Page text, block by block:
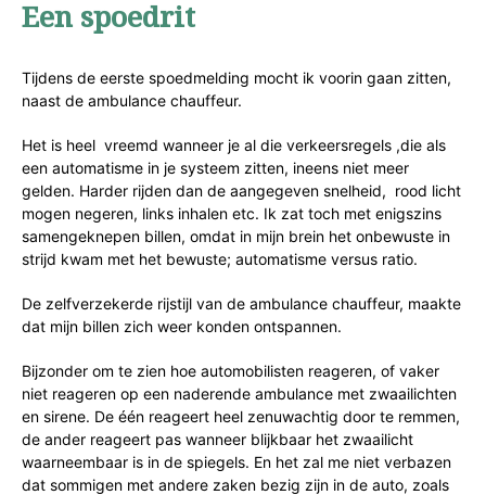
Een spoedrit
Tijdens de eerste spoedmelding mocht ik voorin gaan zitten,
naast de ambulance chauffeur.
Het is heel vreemd wanneer je al die verkeersregels ,die als
een automatisme in je systeem zitten, ineens niet meer
gelden. Harder rijden dan de aangegeven snelheid, rood licht
mogen negeren, links inhalen etc. Ik zat toch met enigszins
samengeknepen billen, omdat in mijn brein het onbewuste in
strijd kwam met het bewuste; automatisme versus ratio.
De zelfverzekerde rijstijl van de ambulance chauffeur, maakte
dat mijn billen zich weer konden ontspannen.
Bijzonder om te zien hoe automobilisten reageren, of vaker
niet reageren op een naderende ambulance met zwaailichten
en sirene. De één reageert heel zenuwachtig door te remmen,
de ander reageert pas wanneer blijkbaar het zwaailicht
waarneembaar is in de spiegels. En het zal me niet verbazen
dat sommigen met andere zaken bezig zijn in de auto, zoals